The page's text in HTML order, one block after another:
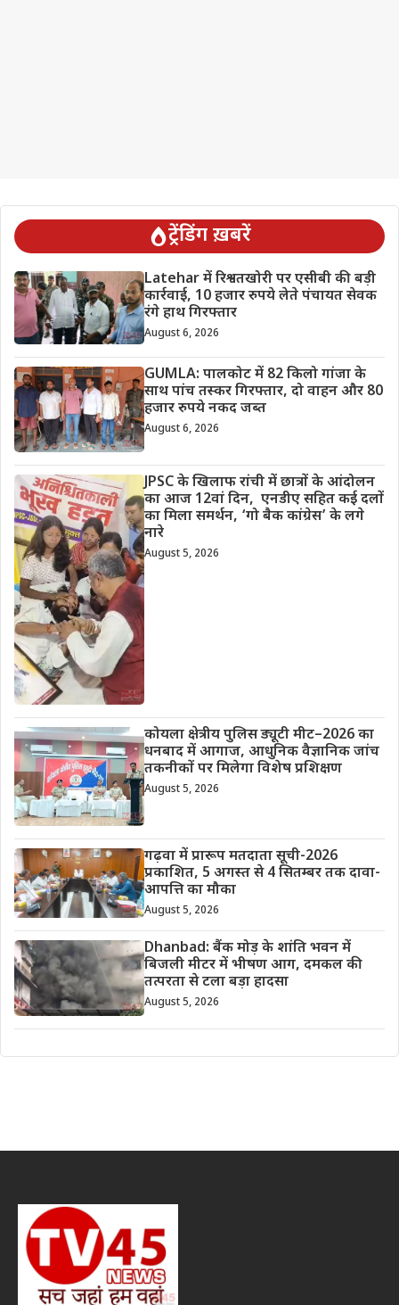
ट्रेंडिंग ख़बरें
Latehar में रिश्वतखोरी पर एसीबी की बड़ी
कार्रवाई, 10 हजार रुपये लेते पंचायत सेवक
रंगे हाथ गिरफ्तार
August 6, 2026
GUMLA: पालकोट में 82 किलो गांजा के
साथ पांच तस्कर गिरफ्तार, दो वाहन और 80
हजार रुपये नकद जब्त
August 6, 2026
JPSC के खिलाफ रांची में छात्रों के आंदोलन
का आज 12वां दिन, एनडीए सहित कई दलों
का मिला समर्थन, ‘गो बैक कांग्रेस’ के लगे
नारे
August 5, 2026
कोयला क्षेत्रीय पुलिस ड्यूटी मीट–2026 का
धनबाद में आगाज, आधुनिक वैज्ञानिक जांच
तकनीकों पर मिलेगा विशेष प्रशिक्षण
August 5, 2026
गढ़वा में प्रारूप मतदाता सूची-2026
प्रकाशित, 5 अगस्त से 4 सितम्बर तक दावा-
आपत्ति का मौका
August 5, 2026
Dhanbad: बैंक मोड़ के शांति भवन में
बिजली मीटर में भीषण आग, दमकल की
तत्परता से टला बड़ा हादसा
August 5, 2026